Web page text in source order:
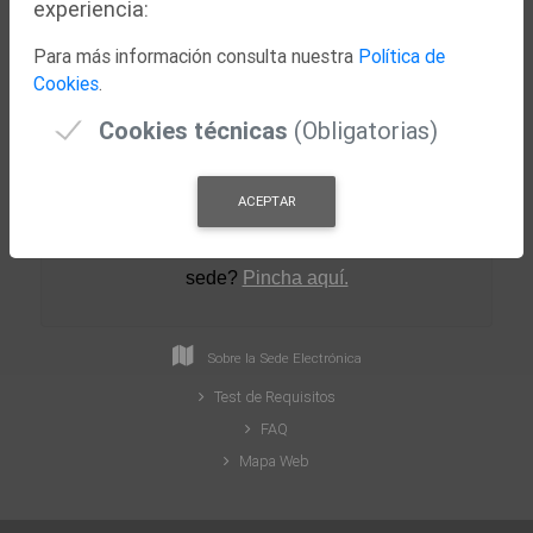
sede? Pincha aquí.
Sobre la Sede Electrónica
Test de Requisitos
FAQ
Mapa Web
experiencia:
Para más información consulta nuestra Política de
Cookies.
Cookies técnicas (Obligatorias)
ACEPTAR